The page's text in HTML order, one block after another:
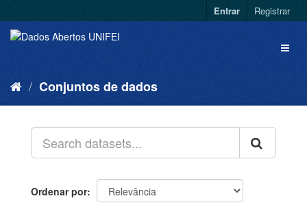
Entrar Registrar
Conjuntos de dados
Ordenar por